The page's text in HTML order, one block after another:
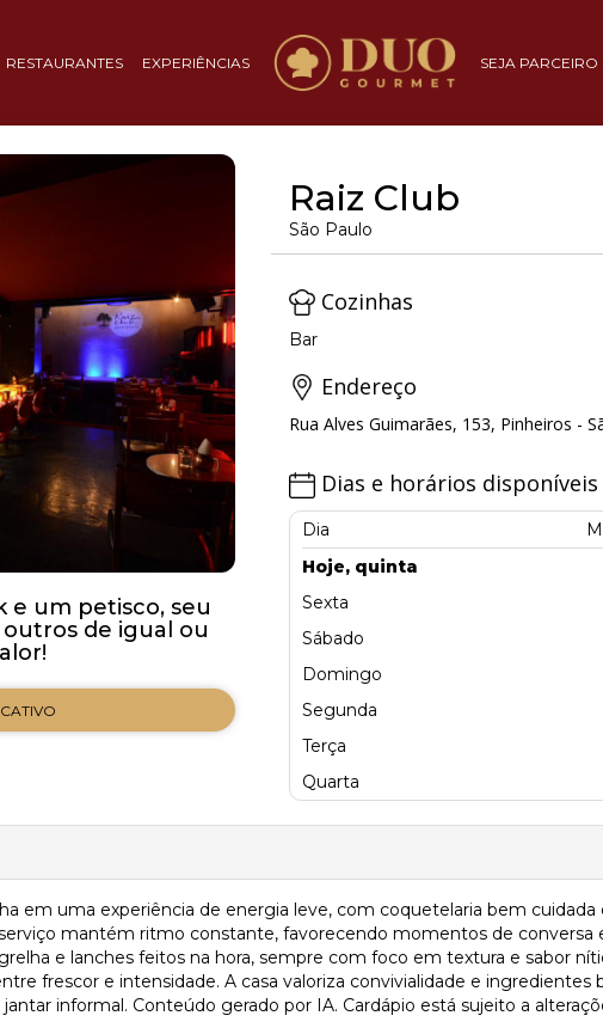
RESTAURANTES EXPERIÊNCIAS SEJA PARCEIRO
e um petisco, seu
de igual ou
Raiz Club
São Paulo
Cozinhas
Bar
Endereço
Rua Alves Guimarães, 153, Pinheiros -
Dias e horários disponíveis
Dia
Hoje, quinta
Sexta
Sábado
Domingo
Segunda
Terça
Quarta
em uma experiência de energia leve, com coquetelaria bem
mantém ritmo constante, favorecendo momentos de conversa
e lanches feitos na hora, sempre com foco em textura e sabor
frescor e intensidade. A casa valoriza convivialidade e
informal. Conteúdo gerado por IA. Cardápio está sujeito a